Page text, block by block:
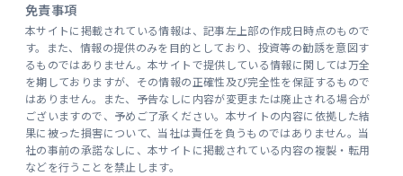
免責事項
本サイトに掲載されている情報は、記事左上部の作成日時点のもので
す。また、情報の提供のみを目的としており、投資等の勧誘を意図す
るものではありません。本サイトで提供している情報に関しては万全
を期しておりますが、その情報の正確性及び完全性を保証するもので
はありません。また、予告なしに内容が変更または廃止される場合が
ございますので、予めご了承ください。本サイトの内容に依拠した結
果に被った損害について、当社は責任を負うものではありません。当
社の事前の承諾なしに、本サイトに掲載されている内容の複製・転用
などを行うことを禁止します。